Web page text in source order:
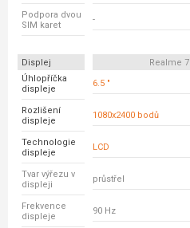
Podpora dvou
SIM karet
-
Displej Realme 7
Úhlopříčka
displeje
6.5 "
Rozlišení
displeje
1080x2400 bodů
Technologie
displeje
LCD
Tvar výřezu v
displeji
průstřel
Frekvence
displeje
90 Hz